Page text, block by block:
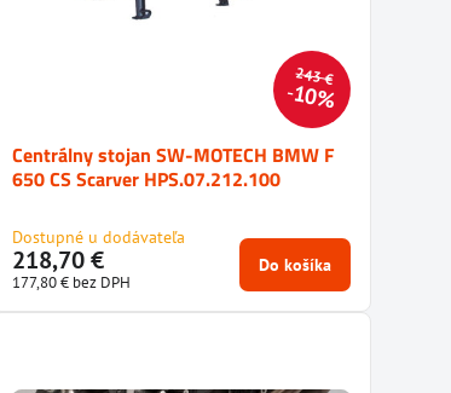
243 €
10%
Centrálny stojan SW-MOTECH BMW F
650 CS Scarver HPS.07.212.100
Dostupné u dodávateľa
218,70 €
177,80 € bez DPH
Do košíka